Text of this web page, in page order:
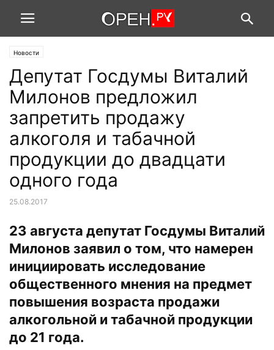
Новости
Депутат Госдумы Виталий
Милонов предложил
запретить продажу
алкоголя и табачной
продукции до двадцати
одного года
25.08.2017
23 августа депутат Госдумы Виталий
Милонов заявил о том, что намерен
инициировать исследование
общественного мнения на предмет
повышения возраста продажи
алкогольной и табачной продукции
до 21 года.